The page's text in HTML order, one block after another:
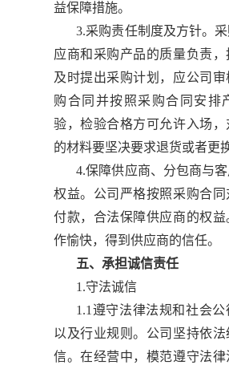
益保障措施。
3.采购责任制度及方针。
应商和采购产品的质量负责
及时提出采购计划，应公司
购合同并按照采购合同安排
验，检验合格方可允许入场
的材料要坚决要求退货或者更
4.保障供应商、分包商与
权益。公司严格按照采购合
付款，合法保障供应商的权
作愉快，得到供应商的信任。
五、承担诚信责任
1.守法诚信
1.1遵守法律法规和社会
以及行业规则。公司坚持依
信。在经营中，模范遵守法